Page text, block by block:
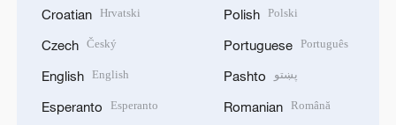
Croatian Hrvatski
Czech Český
English English
Esperanto Esperanto
Polish Polski
Portuguese Português
Pashto پښتو
Romanian Română